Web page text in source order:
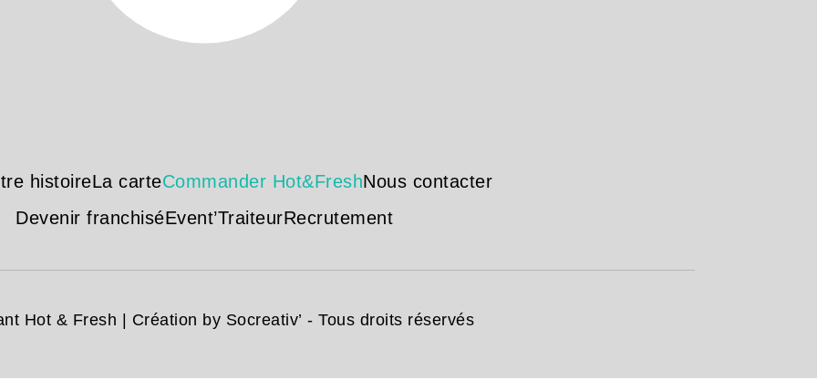
histoireLa carteCommander Hot&FreshNous contacter
Devenir franchiséEvent’TraiteurRecrutement
Hot & Fresh | Création by Socreativ’ - Tous droits réservés